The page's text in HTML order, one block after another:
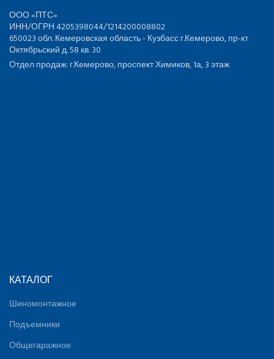
ООО «ПТС»
ИНН/ОГРН 4205398044/1214200008802
650023 обл. Кемеровская область - Кузбасс г.Кемерово, пр-кт
Октябрьский д. 58 кв. 30
Отдел продаж: г.Кемерово, проспект Химиков, 1а, 3 этаж
КАТАЛОГ
Шиномонтажное
Подъемники
Общегаражное